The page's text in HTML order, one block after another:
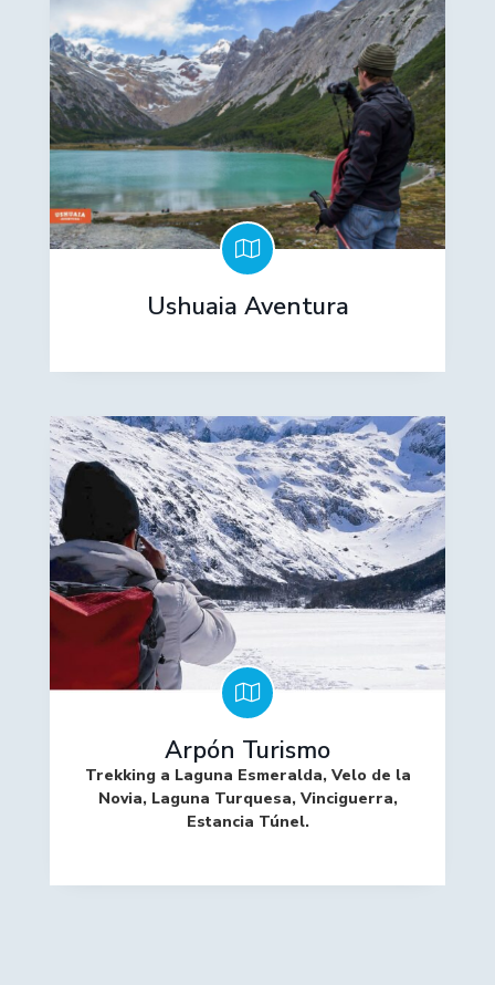
Ushuaia Aventura
Arpón Turismo
Trekking a Laguna Esmeralda, Velo de la
Novia, Laguna Turquesa, Vinciguerra,
Estancia Túnel.